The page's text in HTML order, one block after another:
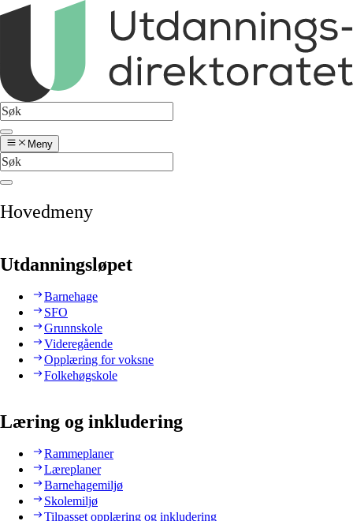
Meny
Hovedmeny
Utdanningsløpet
Barnehage
SFO
Grunnskole
Videregående
Opplæring for voksne
Folkehøgskole
Læring og inkludering
Rammeplaner
Læreplaner
Barnehagemiljø
Skolemiljø
Tilpasset opplæring og inkludering